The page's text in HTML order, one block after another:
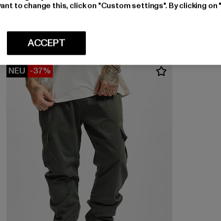
BRODERIE
NEU -37%
to change this, click on "Custom settings". By clicking
ACCEPT